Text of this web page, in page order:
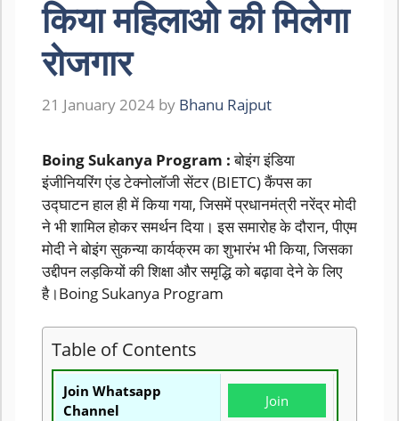
किया महिलाओ की मिलेगा
रोजगार
21 January 2024 by Bhanu Rajput
Boing Sukanya Program :बोइंग इंडिया
इंजीनियरिंग एंड टेक्नोलॉजी सेंटर (BIETC) कैंपस का
उद्घाटन हाल ही में किया गया, जिसमें प्रधानमंत्री नरेंद्र मोदी
ने भी शामिल होकर समर्थन दिया। इस समारोह के दौरान, पीएम
मोदी ने बोइंग सुकन्या कार्यक्रम का शुभारंभ भी किया, जिसका
उद्दीपन लड़कियों की शिक्षा और समृद्धि को बढ़ावा देने के लिए
है।Boing Sukanya Program
Table of Contents
Join Whatsapp
Channel
Join